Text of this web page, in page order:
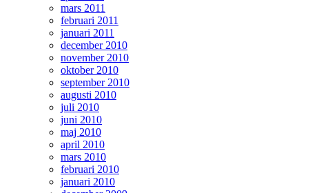
mars 2011
februari 2011
januari 2011
december 2010
november 2010
oktober 2010
september 2010
augusti 2010
juli 2010
juni 2010
maj 2010
april 2010
mars 2010
februari 2010
januari 2010